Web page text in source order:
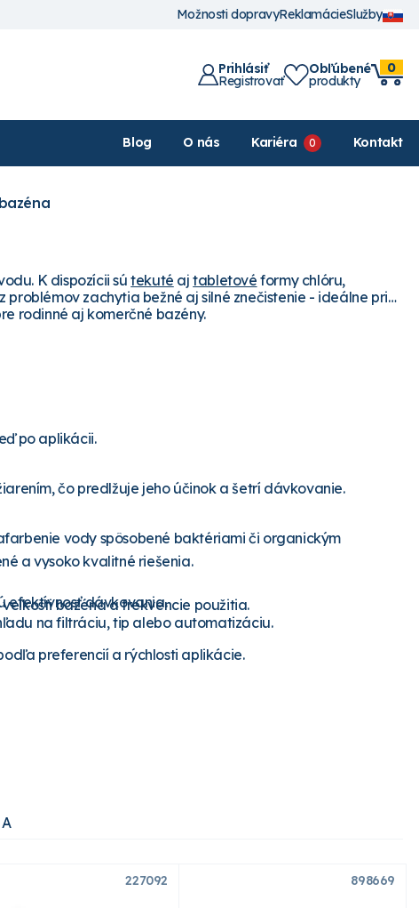
Možnosti dopravyReklamácieSlužby
Prihlásiť
Registrovať
Obľúbené
produkty
0
Blog O nás Kariéra Kontakt
K dispozícii sútekuté ajtabletové formy chlóru,
problémov zachytia bežné aj silné znečistenie - ideálne pri
rodinné aj komerčné bazény.
po aplikácii.
čo predlžuje jeho účinok a šetrí dávkovanie.
vody spôsobené baktériami či organickým
bazéna a frekvencie použitia.
preferencií a rýchlosti aplikácie.
a vysoko kvalitné riešenia.
efektívnosť dávkovania.
na filtráciu, tip alebo automatizáciu.
227092 898669